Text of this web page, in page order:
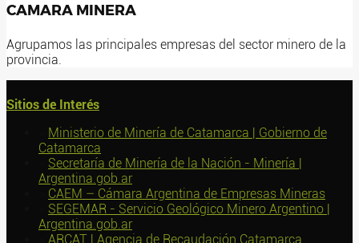
CAMARA MINERA
Agrupamos las principales empresas del sector minero de la
provincia.
Sitios de Interés
Ministerio de Minería de Catamarca | Gobierno de
Catamarca
Secretaría de Minería de la Nación - Minería |
Argentina.gob.ar
CAEM – Cámara Argentina de Empresas Mineras
SEGEMAR - Servicio Geológico Minero Argentino |
Argentina.gob.ar
ARCAT | Agencia de Recaudación Catamarca